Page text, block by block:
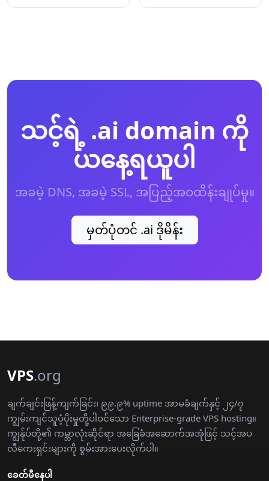
သင့်ရဲ့ .ai domain ကို
ယနေ့ရယူပါ
အခမဲ့ DNS, အခမဲ့ SSL, အပြည့်အဝထိန်းချုပ်မှု။
မှတ်ပုံတင် .ai ဒိုမိန်း
VPS.org
ချက်ချင်းဖြန့်ကျက်ခြင်း၊ ၉၉.၉% uptime အာမခံချက်နှင့် ၂၄/၇
ကျွမ်းကျင်သူပံ့ပိုးမှုတို့ပါဝင်သော Enterprise-grade VPS hosting။
ကျွန်ုပ်တို့၏ ကမ္ဘာလုံးဆိုင်ရာ အခြေခံအဆောက်အအုံဖြင့် သင့်အပ
လီကေးရှင်းများကို စွမ်းအားပေးလိုက်ပါ။
ခေတ်မီနေပါ